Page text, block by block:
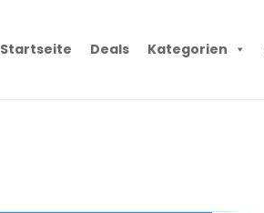
Startseite Deals Kategorien